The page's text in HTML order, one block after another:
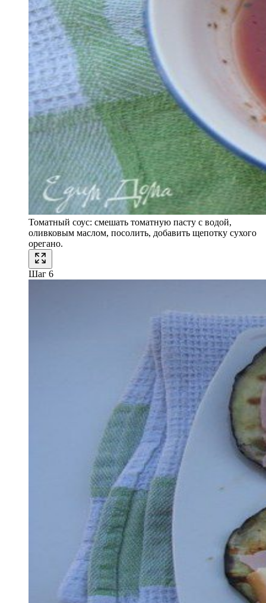
Томатный соус: смешать томатную пасту с водой,
оливковым маслом, посолить, добавить щепотку сухого
орегано.
Шаг 6